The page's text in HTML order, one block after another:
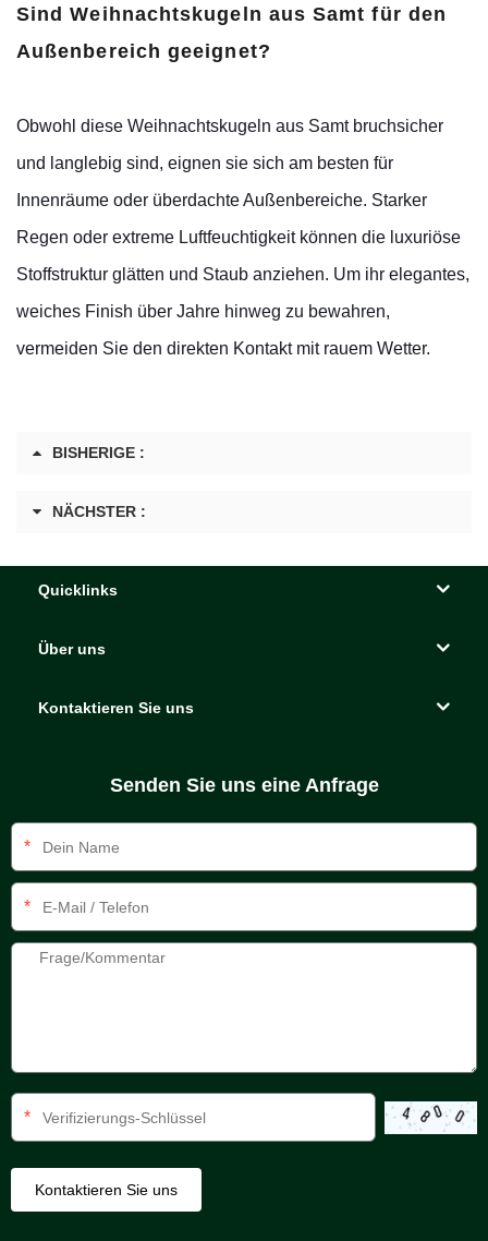
Sind Weihnachtskugeln aus Samt für den
Außenbereich geeignet?
Obwohl diese Weihnachtskugeln aus Samt bruchsicher
und langlebig sind, eignen sie sich am besten für
Innenräume oder überdachte Außenbereiche. Starker
Regen oder extreme Luftfeuchtigkeit können die luxuriöse
Stoffstruktur glätten und Staub anziehen. Um ihr elegantes,
weiches Finish über Jahre hinweg zu bewahren,
vermeiden Sie den direkten Kontakt mit rauem Wetter.
BISHERIGE :
NÄCHSTER :
Quicklinks
Über uns
Kontaktieren Sie uns
Senden Sie uns eine Anfrage
*
*
*